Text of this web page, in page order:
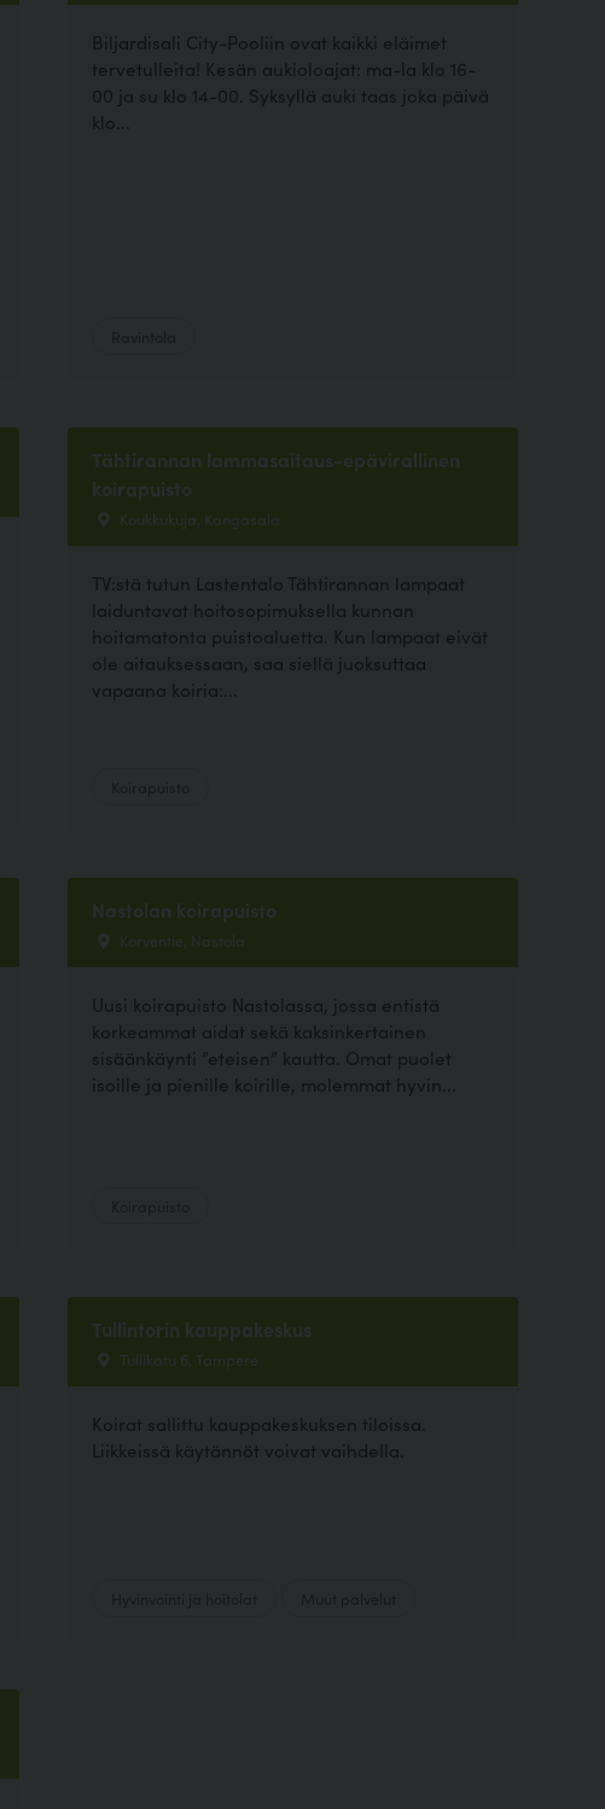
Biljardisali City-Pooliin ovat kaikki eläimet
tervetulleita! Kesän aukioloajat: ma-la klo 16-
00 ja su klo 14-00. Syksyllä auki taas joka päivä
klo...
Tähtirannan lammasaitaus-epävirallinen
koirapuisto
Koukkukuja, Kangasala
TV:stä tutun Lastentalo Tähtirannan lampaat
laiduntavat hoitosopimuksella kunnan
hoitamatonta puistoaluetta. Kun lampaat eivät
ole aitauksessaan, saa siellä juoksuttaa
vapaana koiria:...
Nastolan koirapuisto
Korventie, Nastola
Uusi koirapuisto Nastolassa, jossa entistä
korkeammat aidat sekä kaksinkertainen
sisäänkäynti ”eteisen” kautta. Omat puolet
isoille ja pienille koirille, molemmat hyvin...
Tullintorin kauppakeskus
Tullikatu 6, Tampere
Koirat sallittu kauppakeskuksen tiloissa.
Liikkeissä käytännöt voivat vaihdella.